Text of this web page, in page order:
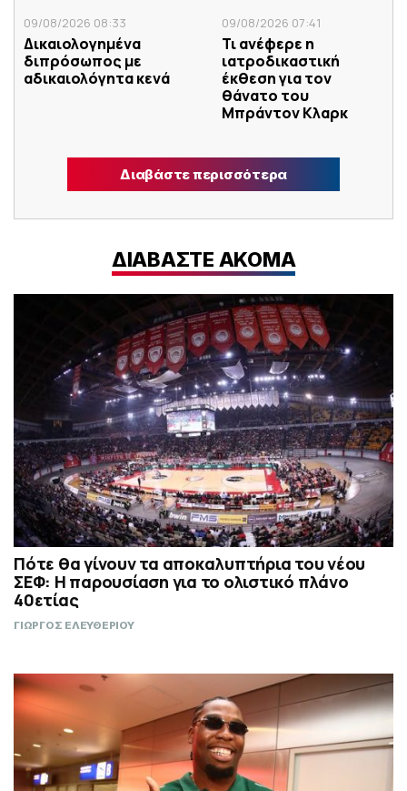
09/08/2026 08:33
Δικαιολογημένα
διπρόσωπος με
αδικαιολόγητα κενά
09/08/2026 07:41
Τι ανέφερε η
ιατροδικαστική
έκθεση για τον
θάνατο του
Μπράντον Κλαρκ
Διαβάστε περισσότερα
ΔΙΑΒΑΣΤΕ ΑΚΟΜΑ
Πότε θα γίνουν τα αποκαλυπτήρια του νέου
ΣΕΦ: Η παρουσίαση για το ολιστικό πλάνο
40ετίας
ΓΙΩΡΓΟΣ ΕΛΕΥΘΕΡΙΟΥ